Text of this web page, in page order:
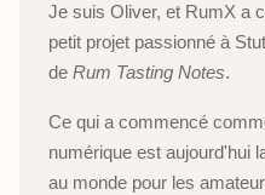
Je suis Oliver, et RumX a
petit projet passionné à
de Rum Tasting Notes.
Ce qui a commencé
numérique est aujourd'hui
au monde pour les